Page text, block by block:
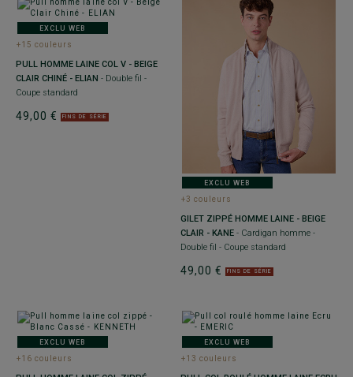
EXCLU WEB
+15 couleurs
PULL HOMME LAINE COL V - BEIGE
CLAIR CHINÉ - ELIAN - Double fil -
Coupe standard
49,00 € FINS DE SÉRIE
EXCLU WEB
+3 couleurs
GILET ZIPPÉ HOMME LAINE - BEIGE
CLAIR - KANE - Cardigan homme -
Double fil - Coupe standard
49,00 € FINS DE SÉRIE
EXCLU WEB
+16 couleurs
EXCLU WEB
+13 couleurs